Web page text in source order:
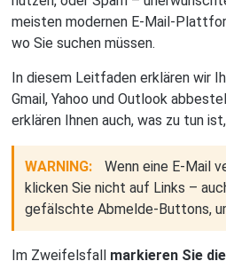
meisten modernen E-Mail-
wo Sie suchen müssen.
In diesem Leitfaden erklären wir
Gmail, Yahoo und Outlook
erklären Ihnen auch, was zu tun
WARNING:
Wenn eine E-Mail
klicken Sie nicht auf Links –
gefälschte Abmelde-Buttons,
Im Zweifelsfall markieren Sie